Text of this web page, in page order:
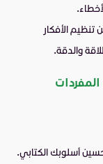
تنظيم الأفكار
والدقة.
أسلوبك الكتابي.